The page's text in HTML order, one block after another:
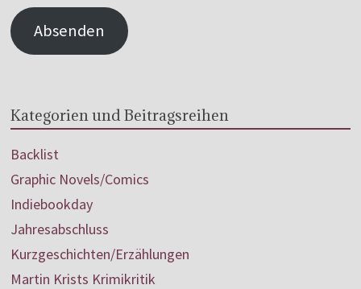
Absenden
Kategorien und Beitragsreihen
Backlist
Graphic Novels/Comics
Indiebookday
Jahresabschluss
Kurzgeschichten/Erzählungen
Martin Krists Krimikritik